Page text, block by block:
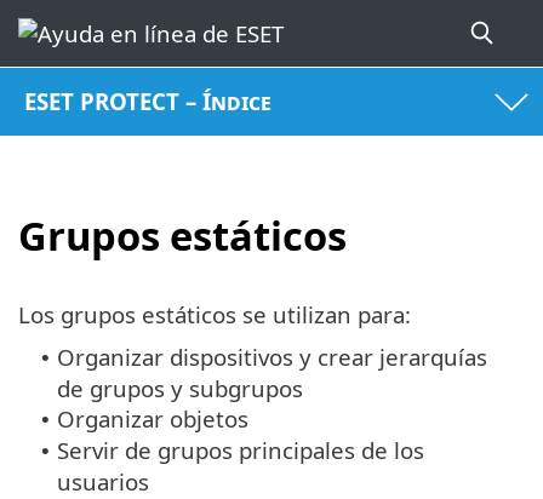
ESET PROTECT – Índice
Grupos estáticos
Los grupos estáticos se utilizan para:
• Organizar dispositivos y crear jerarquías
de grupos y subgrupos
• Organizar objetos
• Servir de grupos principales de los
usuarios